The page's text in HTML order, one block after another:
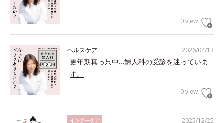
0 view
2026/04/13
ヘルスケア
更年期真っ只中…婦人科の受診を迷っていま
す。
0 view
2025/12/25
インナーケア